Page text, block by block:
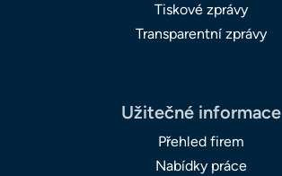
Tiskové zprávy
Transparentní zprávy
Užitečné informace
Přehled firem
Nabídky práce